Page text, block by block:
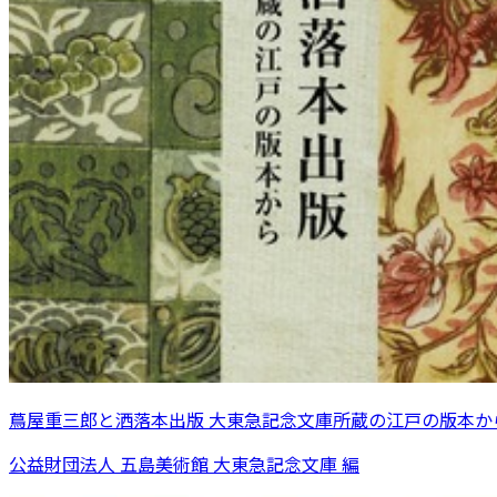
蔦屋重三郎と洒落本出版 大東急記念文庫所蔵の江戸の版本
公益財団法人 五島美術館 大東急記念文庫 編